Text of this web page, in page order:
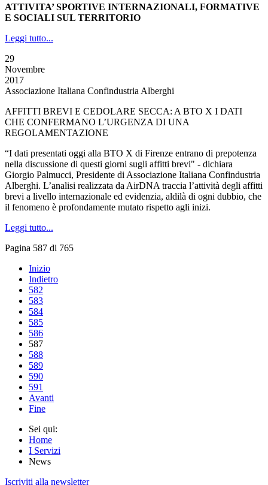
ATTIVITA’ SPORTIVE INTERNAZIONALI, FORMATIVE
E SOCIALI SUL TERRITORIO
Leggi tutto...
29
Novembre
2017
Associazione Italiana Confindustria Alberghi
AFFITTI BREVI E CEDOLARE SECCA: A BTO X I DATI
CHE CONFERMANO L’URGENZA DI UNA
REGOLAMENTAZIONE
“I dati presentati oggi alla BTO X di Firenze entrano di prepotenza
nella discussione di questi giorni sugli affitti brevi" - dichiara
Giorgio Palmucci, Presidente di Associazione Italiana Confindustria
Alberghi. L’analisi realizzata da AirDNA traccia l’attività degli affitti
brevi a livello internazionale ed evidenzia, aldilà di ogni dubbio, che
il fenomeno è profondamente mutato rispetto agli inizi.
Leggi tutto...
Pagina 587 di 765
Inizio
Indietro
582
583
584
585
586
587
588
589
590
591
Avanti
Fine
Sei qui:
Home
I Servizi
News
Iscriviti alla newsletter